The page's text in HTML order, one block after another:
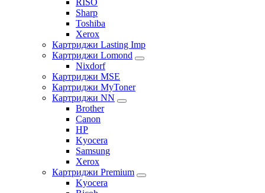
RISO
Sharp
Toshiba
Xerox
Картриджи Lasting Imp
Картриджи Lomond
Nixdorf
Картриджи MSE
Картриджи MyToner
Картриджи NN
Brother
Canon
HP
Kyocera
Samsung
Xerox
Картриджи Premium
Kyocera